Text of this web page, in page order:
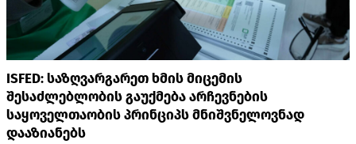
ISFED: საზღვარგარეთ ხმის მიცემის
შესაძლებლობის გაუქმება არჩევნების
საყოველთაობის პრინციპს მნიშვნელოვნად
დააზიანებს